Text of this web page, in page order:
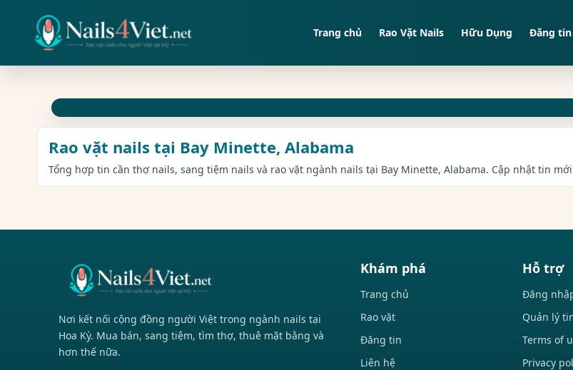
Trang chủ Rao Vặt Nails Hữu Dụng Đăng tin
Rao vặt nails tại Bay Minette, Alabama
Tổng hợp tin cần thợ nails, sang tiệm nails và rao vặt ngành nails tại Bay Minette, Alabama. Cập nhật tin
Nơi kết nối cộng đồng người Việt trong ngành nails tại
Hoa Kỳ. Mua bán, sang tiệm, tìm thợ, thuê mặt bằng và
hơn thế nữa.
Khám phá
Trang chủ
Rao vặt
Đăng tin
Liên hệ
Hỗ trợ
Đăng
Quản lý
Terms of
Privacy